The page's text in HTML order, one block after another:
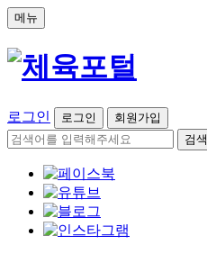
메뉴
로그인 로그인
회원가입
검색